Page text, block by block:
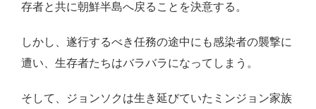
存者と共に朝鮮半島へ戻ることを決意する。
しかし、遂行するべき任務の途中にも感染者の襲撃に
遭い、生存者たちはバラバラになってしまう。
そして、ジョンソクは生き延びていたミンジョン家族